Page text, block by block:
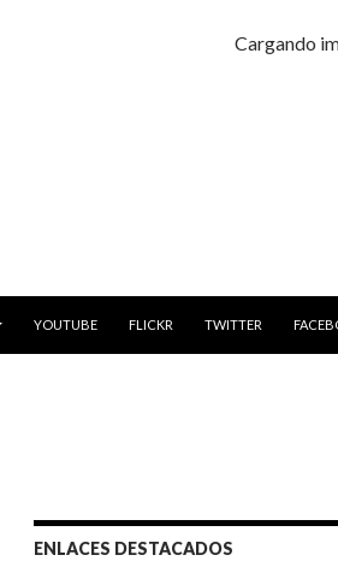
Cargando
YOUTUBE FLICKR TWITTER
ENLACES DESTACADOS